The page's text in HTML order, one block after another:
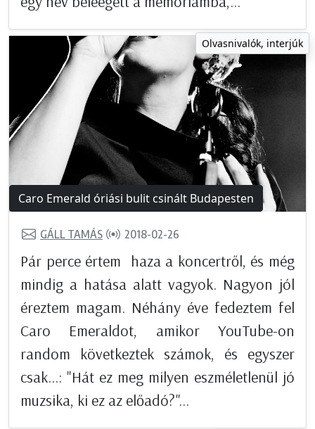
Olvasnivalók, interjúk
Caro Emerald óriási bulit csinált Budapesten
GÁLL TAMÁS 2018-02-26
Pár perce értem haza a koncertről, és még
mindig a hatása alatt vagyok. Nagyon jól
éreztem magam. Néhány éve fedeztem fel
Caro Emeraldot, amikor YouTube-on
random következtek számok, és egyszer
csak...: "Hát ez meg milyen eszméletlenül jó
muzsika, ki ez az előadó?"...